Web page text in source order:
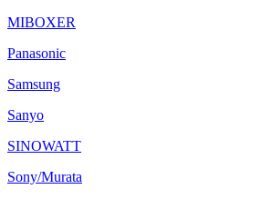
MIBOXER
Panasonic
Samsung
Sanyo
SINOWATT
Sony/Murata